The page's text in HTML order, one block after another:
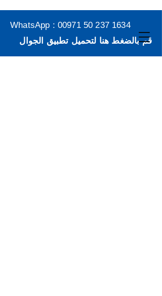
WhatsApp : 00971 50 237 1634
قم بالضغط هنا لتحميل تطبيق الجوال